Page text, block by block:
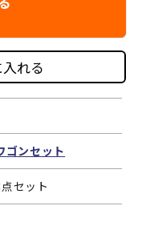
れる
ゴンセット
セット